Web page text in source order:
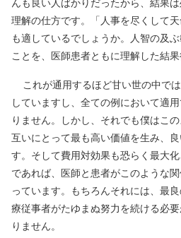
んも良い人ばかりだったから、結果
理解の仕方です。「人事を尽くして
も適しているでしょうか。人智の及
ことを、医師患者ともに理解した結果
これが通用するほど甘い世の中で
していますし、全ての例において適
りません。しかし、それでも僕はこ
互いにとって最も高い価値を生み、
す。そして費用対効果も恐らく最大
であれば、医師と患者がこのような
っています。もちろんそれには、最
療従事者がたゆまぬ努力を続ける必
りません。